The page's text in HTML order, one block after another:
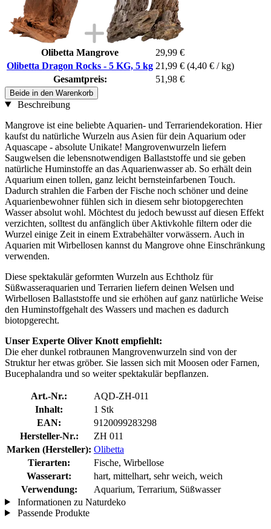
Olibetta Mangrove
29,99 €
Olibetta Dragon Rocks - 5 KG, 5 kg 21,99 € (4,40 € / kg)
Gesamtpreis:
51,98 €
Beide in den Warenkorb
Beschreibung
Mangrove ist eine beliebte Aquarien- und Terrariendekoration. Hier
kaufst du natürliche Wurzeln aus Asien für dein Aquarium oder
Aquascape - absolute Unikate! Mangrovenwurzeln liefern
Saugwelsen die lebensnotwendigen Ballaststoffe und sie geben
natürliche Huminstoffe an das Aquarienwasser ab. So erhält dein
Aquarium einen tollen, ganz leicht bernsteinfarbenen Touch.
Dadurch strahlen die Farben der Fische noch schöner und deine
Aquarienbewohner fühlen sich in diesem sehr biotopgerechten
Wasser absolut wohl. Möchtest du jedoch bewusst auf diesen Effekt
verzichten, solltest du anfänglich über Aktivkohle filtern oder die
Wurzel einige Zeit in einem Extrabehälter vorwässern. Auch in
Aquarien mit Wirbellosen kannst du Mangrove ohne Einschränkung
verwenden.
Diese spektakulär geformten Wurzeln aus Echtholz für
Süßwasseraquarien und Terrarien liefern deinen Welsen und
Wirbellosen Ballaststoffe und sie erhöhen auf ganz natürliche Weise
den Huminstoffgehalt des Wassers und machen es dadurch
biotopgerecht.
Unser Experte Oliver Knott empfiehlt:
Die eher dunkel rotbraunen Mangrovenwurzeln sind von der
Struktur her etwas gröber. Sie lassen sich mit Moosen oder Farnen,
Bucephalandra und so weiter spektakulär bepflanzen.
Art.-Nr.:
AQD-ZH-011
Inhalt:
1 Stk
EAN:
9120099283298
Hersteller-Nr.:
ZH 011
Marken (Hersteller): Olibetta
Tierarten:
Fische, Wirbellose
Wasserart:
hart, mittelhart, sehr weich, weich
Verwendung:
Aquarium, Terrarium, Süßwasser
Informationen zu Naturdeko
Passende Produkte